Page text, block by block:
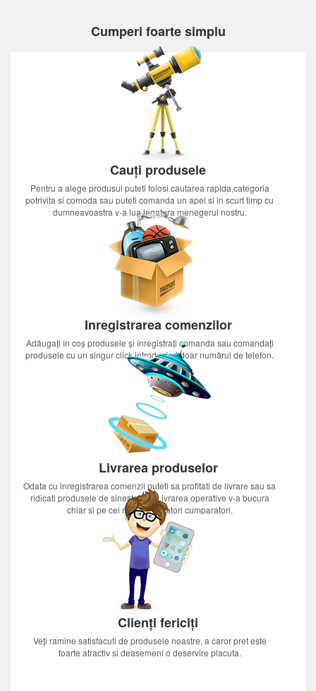
Cumperi foarte simplu
Cauți produsele
Pentru a alege produsul puteti folosi cautarea rapida,categoria
potrivita si comoda sau puteti comanda un apel si in scurt timp cu
dumneavoastra v-a lua legatura menegerul nostru.
Inregistrarea comenzilor
Adăugați în coș produsele și înregistrați comanda sau comandați
produsele cu un singur click introducînd doar numărul de telefon.
Livrarea produselor
Odata cu inregistrarea comenzii puteti sa profitati de livrare sau sa
ridicati produsele de sinestatator.Livrarea operative v-a bucura
chiar si pe cei mai nerabdatori cumparatori.
Clienți fericiți
Veți ramine satisfacuti de produsele noastre, a caror pret este
foarte atractiv si deasemeni o deservire placuta.